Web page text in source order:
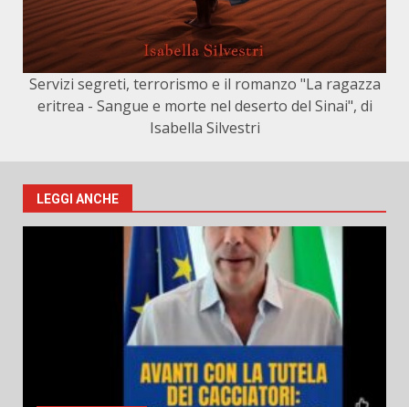
Servizi segreti, terrorismo e il romanzo "La ragazza
eritrea - Sangue e morte nel deserto del Sinai", di
Isabella Silvestri
LEGGI ANCHE